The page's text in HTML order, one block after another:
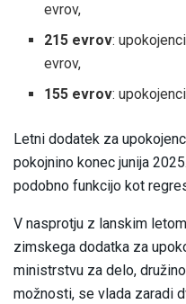
evrov,
215 evrov:
evrov,
155 evrov:
Letni dodatek za
pokojnino konec junija
podobno funkcijo kot
V nasprotju z lanskim
zimskega dodatka za
ministrstvu za delo,
možnosti, se vlada zaradi